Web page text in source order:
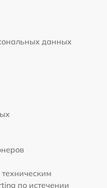
данных
по истечении